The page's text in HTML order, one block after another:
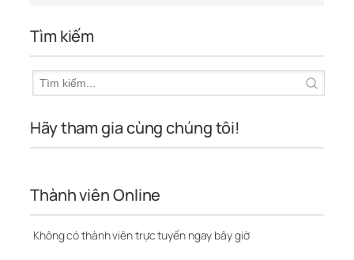
Tìm kiếm
Hãy tham gia cùng chúng tôi!
Thành viên Online
Không có thành viên trực tuyến ngay bây giờ